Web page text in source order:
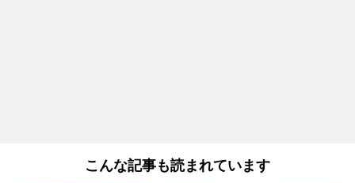
こんな記事も読まれています